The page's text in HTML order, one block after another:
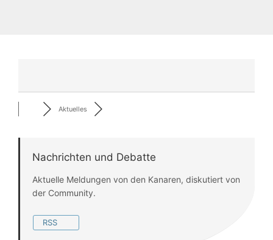
Aktuelles
Nachrichten und Debatte
Aktuelle Meldungen von den Kanaren, diskutiert von
der Community.
RSS